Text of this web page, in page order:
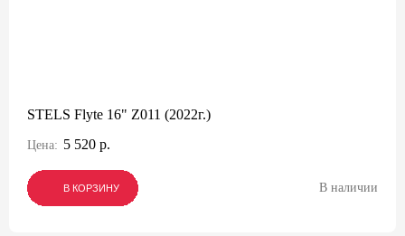
STELS Flyte 16" Z011 (2022г.)
Цена: 5 520 р.
В КОРЗИНУ
В КОРЗИНУ
В КОРЗИНУ В наличии